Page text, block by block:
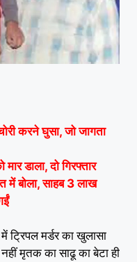
करने घुसा, जो जागता
डाला, दो गिरफ्तार
में बोला, साहब 3 लाख
मर्डर का खुलासा
मृतक का साढू का बेटा ही